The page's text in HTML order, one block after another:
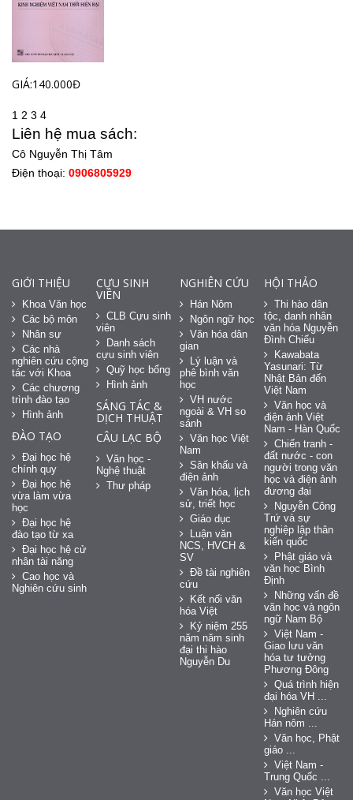
GIÁ:140.000Đ
1 2 3 4
Liên hệ mua sách:
Cô Nguyễn Thị Tâm
Điện thoại: 0906805929
GIỚI THIỆU
Khoa Văn học
Các bộ môn
Nhân sự
Các nhà
nghiên cứu cộng
tác với Khoa
Các chương
trình đào tạo
Hình ảnh
ĐÀO TẠO
Đại học hệ
chính quy
Đại học hệ
vừa làm vừa
học
Đại học hệ
đào tạo từ xa
Đại học hệ cử
nhân tài năng
Cao học và
Nghiên cứu sinh
CỰU SINH
VIÊN
CLB Cựu sinh
viên
Danh sách
cựu sinh viên
Quỹ học bổng
Hình ảnh
SÁNG TÁC &
DỊCH THUẬT
CÂU LẠC BỘ
Văn học -
Nghệ thuật
Thư pháp
NGHIÊN CỨU
Hán Nôm
Ngôn ngữ học
Văn hóa dân
gian
Lý luận và
phê bình văn
học
VH nước
ngoài & VH so
sánh
Văn học Việt
Nam
Sân khấu và
điện ảnh
Văn hóa, lịch
sử, triết học
Giáo dục
Luận văn
NCS, HVCH &
SV
Đề tài nghiên
cứu
Kết nối văn
hóa Việt
Kỷ niệm 255
năm năm sinh
đại thi hào
Nguyễn Du
HỘI THẢO
Thi hào dân
tộc, danh nhân
văn hóa Nguyễn
Đình Chiểu
Kawabata
Yasunari: Từ
Nhật Bản đến
Việt Nam
Văn học và
điện ảnh Việt
Nam - Hàn Quốc
Chiến tranh -
đất nước - con
người trong văn
học và điện ảnh
đương đại
Nguyễn Công
Trứ và sự
nghiệp lập thân
kiến quốc
Phật giáo và
văn học Bình
Định
Những vấn đề
văn học và ngôn
ngữ Nam Bộ
Việt Nam -
Giao lưu văn
hóa tư tưởng
Phương Đông
Quá trình hiện
đại hóa VH ...
Nghiên cứu
Hán nôm ...
Văn học, Phật
giáo ...
Việt Nam -
Trung Quốc ...
Văn học Việt